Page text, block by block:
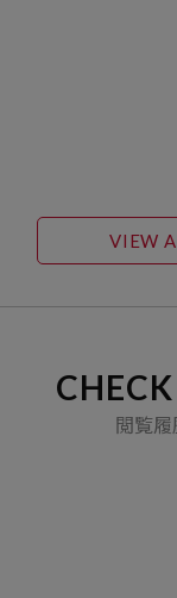
VIEW
閲覧履